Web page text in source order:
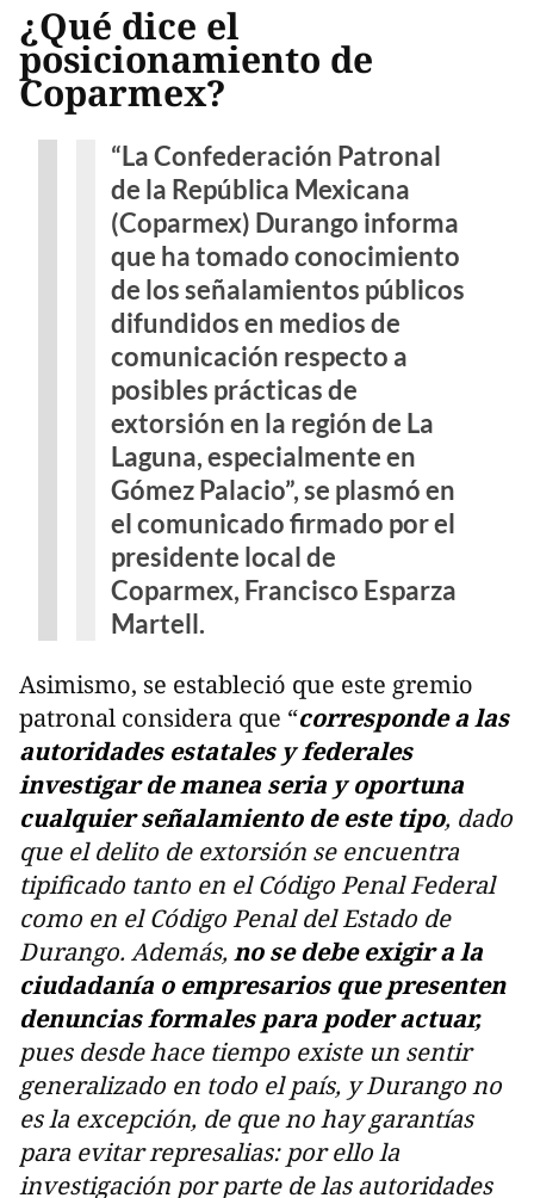
¿Qué dice el
posicionamiento de
Coparmex?
“La Confederación Patronal
de la República Mexicana
(Coparmex) Durango informa
que ha tomado conocimiento
de los señalamientos públicos
difundidos en medios de
comunicación respecto a
posibles prácticas de
extorsión en la región de La
Laguna, especialmente en
Gómez Palacio”, se plasmó en
el comunicado firmado por el
presidente local de
Coparmex, Francisco Esparza
Martell.
Asimismo, se estableció que este gremio
patronal considera que “corresponde a las
autoridades estatales y federales
investigar de manea seria y oportuna
cualquier señalamiento de este tipo, dado
que el delito de extorsión se encuentra
tipificado tanto en el Código Penal Federal
como en el Código Penal del Estado de
Durango. Además,no se debe exigir a la
ciudadanía o empresarios que presenten
denuncias formales para poder actuar,
pues desde hace tiempo existe un sentir
generalizado en todo el país, y Durango no
es la excepción, de que no hay garantías
para evitar represalias: por ello la
investigación por parte de las autoridades